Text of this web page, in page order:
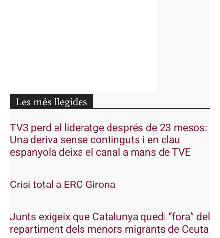
Les més llegides
TV3 perd el lideratge després de 23 mesos:
Una deriva sense continguts i en clau
espanyola deixa el canal a mans de TVE
Crisi total a ERC Girona
Junts exigeix que Catalunya quedi “fora” del
repartiment dels menors migrants de Ceuta